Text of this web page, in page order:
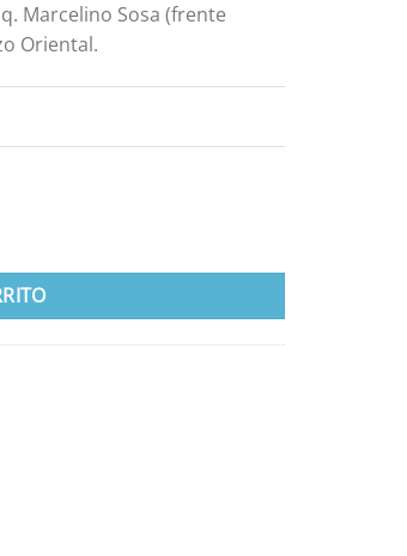
Marcelino Sosa (frente
Oriental.